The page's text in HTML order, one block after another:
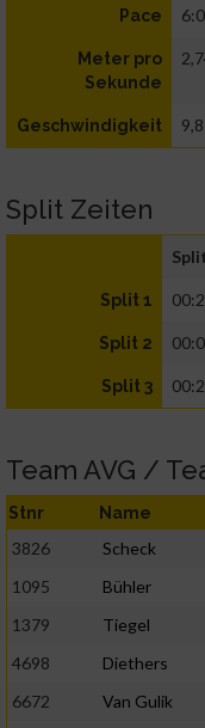
Pace
Meter pro
Sekunde
Geschwindigkeit
Split Zeiten
Split 1
Split 2
Split 3
Team AVG /
Stnr Name
3826 Scheck
1095
Bühler
1379
Tiegel
4698
Diethers
6672
Van Gulik